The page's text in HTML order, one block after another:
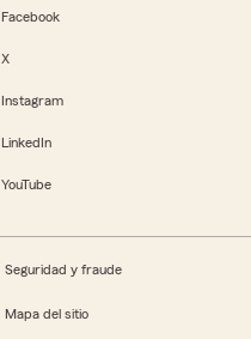
Facebook
X
Instagram
LinkedIn
YouTube
Seguridad y fraude
Mapa del sitio